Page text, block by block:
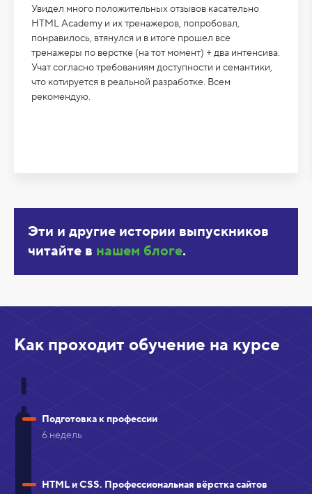
Увидел много положительных отзывов касательно
HTML Academy и их тренажеров, попробовал,
понравилось, втянулся и в итоге прошел все
тренажеры по верстке (на тот момент) + два интенсива.
Учат согласно требованиям доступности и семантики,
что котируется в реальной разработке. Всем
рекомендую.
Эти и другие истории выпускников
читайте в нашем блоге.
Как проходит обучение на курсе
Подготовка к профессии
6 недель
HTML и CSS. Профессиональная вёрстка сайтов